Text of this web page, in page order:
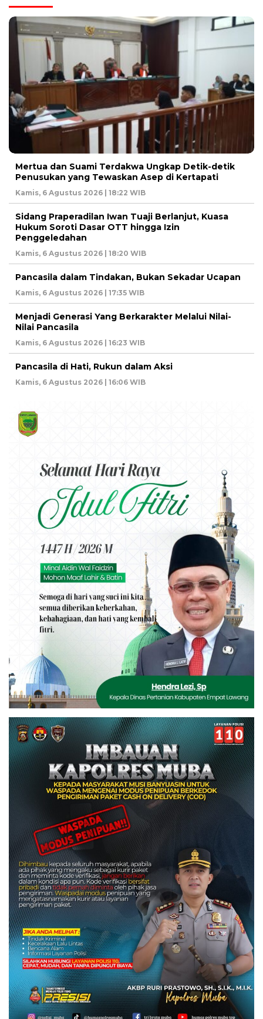
Mertua dan Suami Terdakwa Ungkap Detik-detik
Penusukan yang Tewaskan Asep di Kertapati
Kamis, 6 Agustus 2026 | 18:22 WIB
Sidang Praperadilan Iwan Tuaji Berlanjut, Kuasa
Hukum Soroti Dasar OTT hingga Izin
Penggeledahan
Kamis, 6 Agustus 2026 | 18:20 WIB
Pancasila dalam Tindakan, Bukan Sekadar Ucapan
Kamis, 6 Agustus 2026 | 17:35 WIB
Menjadi Generasi Yang Berkarakter Melalui Nilai-
Nilai Pancasila
Kamis, 6 Agustus 2026 | 16:23 WIB
Pancasila di Hati, Rukun dalam Aksi
Kamis, 6 Agustus 2026 | 16:06 WIB